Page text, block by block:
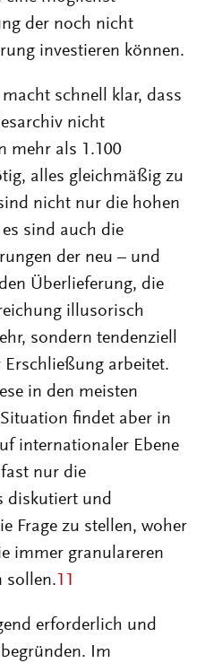
der noch nicht
investieren können.
schnell klar, dass
nicht
mehr als 1.100
alles gleichmäßig zu
nicht nur die hohen
sind auch die
der neu – und
Überlieferung, die
illusorisch
sondern tendenziell
Erschließung arbeitet.
in den meisten
findet aber in
internationaler Ebene
nur die
diskutiert und
Frage zu stellen, woher
immer granulareren
sollen. 11
erforderlich und
Im